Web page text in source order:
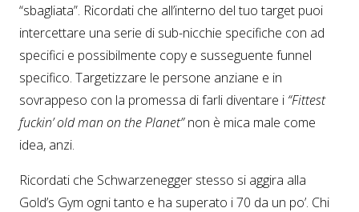
“sbagliata”. Ricordati che all’interno del tuo target puoi
intercettare una serie di sub-nicchie specifiche con ad
specifici e possibilmente copy e susseguente funnel
specifico. Targetizzare le persone anziane e in
sovrappeso con la promessa di farli diventare i “Fittest
fuckin’ old man on the Planet”non è mica male come
idea, anzi.
Ricordati che Schwarzenegger stesso si aggira alla
Gold’s Gym ogni tanto e ha superato i 70 da un po’. Chi